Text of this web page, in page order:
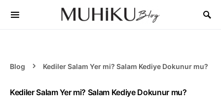
Blog Kediler Salam Yer mi? Salam Kediye Dokunur mu?
Kediler Salam Yer mi? Salam Kediye Dokunur mu?